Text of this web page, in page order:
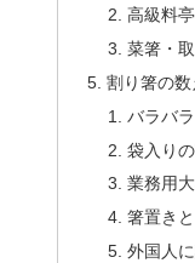
高級料
菜箸・
割り箸の
バラバ
袋入り
業務用
箸置き
外国人